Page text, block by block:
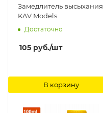
Замедлитель высыхания
KAV Models
Достаточно
105 руб./шт
В корзину